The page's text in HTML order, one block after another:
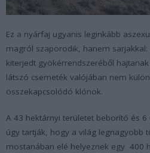
Ez a nyárfaj ugyanis leginkább
magról szaporodik, hanem
kiterjedt gyökérrendszeréből
látszó csemeték valójában nem
összekapcsolódó klónok.
A 43 hektárnyi területet beborító és
úgy tartják, hogy a világ legnagyobb
mostanában elé helyeznek egy 400